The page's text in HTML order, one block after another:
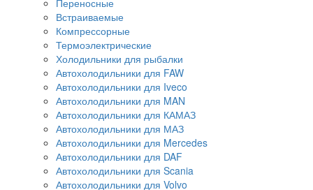
Переносные
Встраиваемые
Компрессорные
Термоэлектрические
Холодильники для рыбалки
Автохолодильники для FAW
Автохолодильники для Iveco
Автохолодильники для MAN
Автохолодильники для КАМАЗ
Автохолодильники для МАЗ
Автохолодильники для Mercedes
Автохолодильники для DAF
Автохолодильники для Scania
Автохолодильники для Volvo